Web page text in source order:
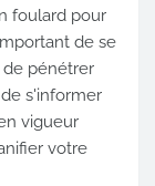
foulard pour
de se
de pénétrer
s'informer
vigueur
votre